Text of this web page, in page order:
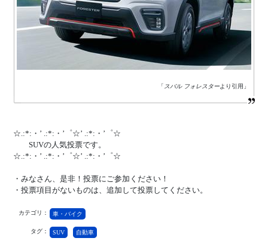
「 スバル フォレスターより引用」
☆.:*:・’ .:*:・’゜☆’ .:*:・’゜☆
SUVの人気投票です。
☆.:*:・’ .:*:・’゜☆’ .:*:・’゜☆
・みなさん、是非！投票にご参加ください！
・投票項目がないものは、追加して投票してください。
カテゴリ： 車・バイク
タグ： SUV 自動車